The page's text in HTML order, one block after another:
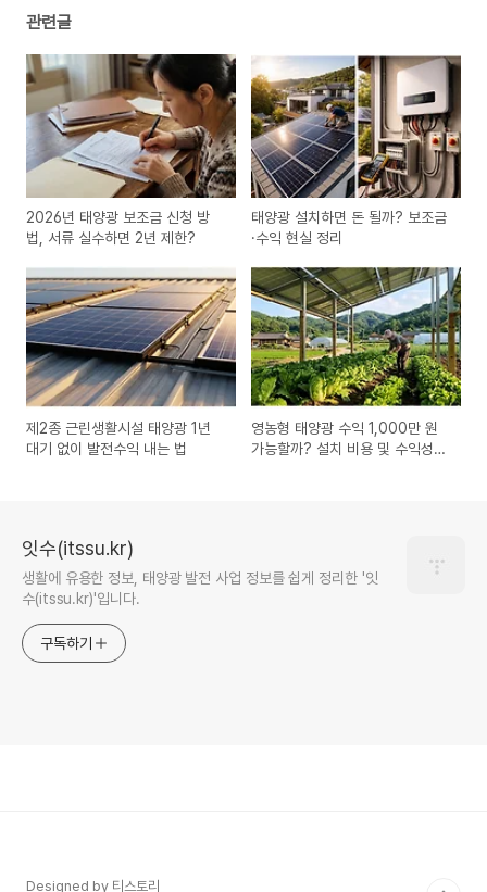
관련글
2026년 태양광 보조금 신청 방
법, 서류 실수하면 2년 제한?
태양광 설치하면 돈 될까? 보조금
·수익 현실 정리
제2종 근린생활시설 태양광 1년
대기 없이 발전수익 내는 법
영농형 태양광 수익 1,000만 원
가능할까? 설치 비용 및 수익성
잇수(itssu.kr)
생활에 유용한 정보, 태양광 발전 사업 정보를 쉽게 정리한 '잇
수(itssu.kr)'입니다.
구독하기
Designed by 티스토리